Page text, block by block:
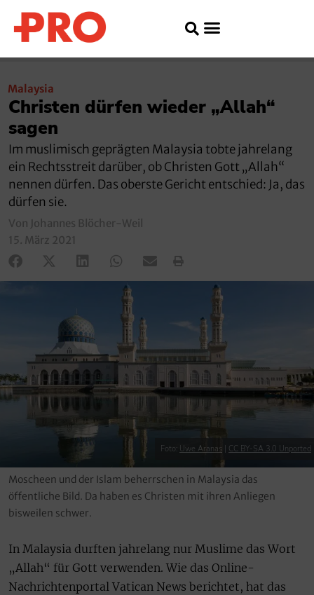
Malaysia
Christen dürfen wieder „Allah“
sagen
Im muslimisch geprägten Malaysia tobte jahrelang
ein Rechtsstreit darüber, ob Christen Gott „Allah“
nennen dürfen. Das oberste Gericht entschied: Ja, das
dürfen sie.
Von Johannes Blöcher-Weil
15. März 2021
Foto: Uwe Aranas CC BY-SA 3.0 Unported
Moscheen und der Islam beherrschen in Malaysia das
öffentliche Bild. Da haben es Christen mit ihren Anliegen
bisweilen schwer.
In Malaysia durften jahrelang nur Muslime das Wort
„Allah“ für Gott verwenden. Wie das Online-
Nachrichtenportal Vatican News berichtet, hat das